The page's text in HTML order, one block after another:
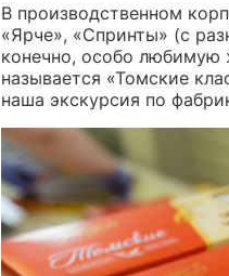
В производственном
«Ярче», «Спринты» (с
конечно, особо любимую
называется «Томские
наша экскурсия по